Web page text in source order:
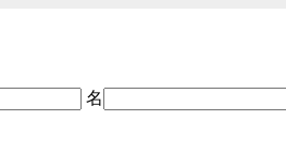
名